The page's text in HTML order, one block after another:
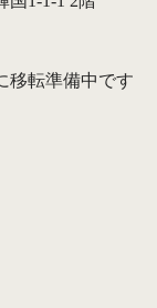
移転準備中です